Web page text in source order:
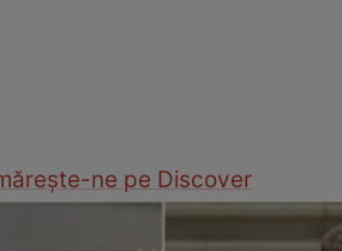
ne pe Discover